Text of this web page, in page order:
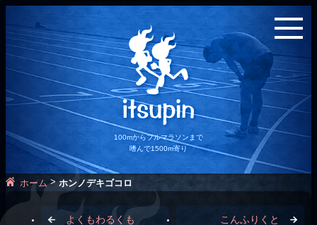
100mからフルマラソンまで
嗜んで1500m寄り
ホーム>ホンノデキゴコロ
よくもわるくも こんふりくと